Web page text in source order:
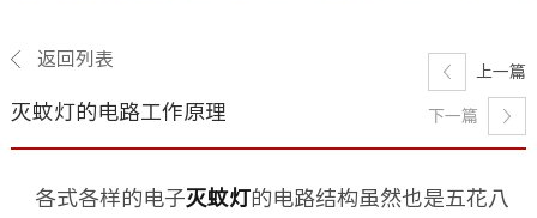
返回列表
灭蚊灯的电路工作原理
上一篇
下一篇
各式各样的电子灭蚊灯的电路结构虽然也是五花八